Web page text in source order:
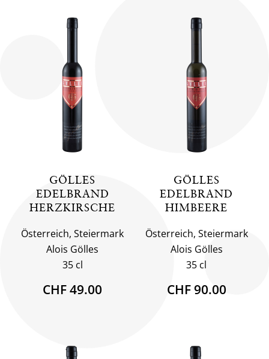
GÖLLES
EDELBRAND
HERZKIRSCHE
Österreich, Steiermark
Alois Gölles
35 cl
CHF 49.00
GÖLLES
EDELBRAND
HIMBEERE
Österreich, Steiermark
Alois Gölles
35 cl
CHF 90.00